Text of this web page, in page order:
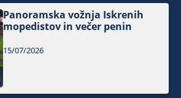
Panoramska vožnja Iskrenih
mopedistov in večer penin
15/07/2026